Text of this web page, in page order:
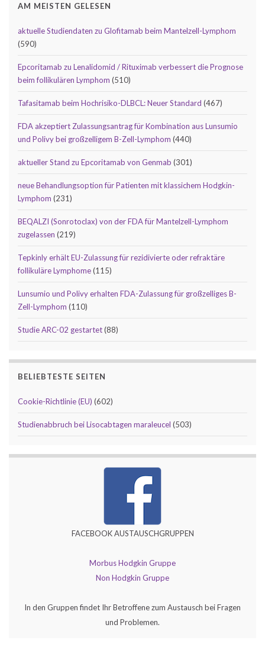
AM MEISTEN GELESEN
aktuelle Studiendaten zu Glofitamab beim Mantelzell-Lymphom
(590)
Epcoritamab zu Lenalidomid / Rituximab verbessert die Prognose
beim follikulären Lymphom (510)
Tafasitamab beim Hochrisiko-DLBCL: Neuer Standard (467)
FDA akzeptiert Zulassungsantrag für Kombination aus Lunsumio
und Polivy bei großzelligem B-Zell-Lymphom (440)
aktueller Stand zu Epcoritamab von Genmab (301)
neue Behandlungsoption für Patienten mit klassichem Hodgkin-
Lymphom (231)
BEQALZI (Sonrotoclax) von der FDA für Mantelzell-Lymphom
zugelassen (219)
Tepkinly erhält EU-Zulassung für rezidivierte oder refraktäre
follikuläre Lymphome(115)
Lunsumio und Polivy erhalten FDA-Zulassung für großzelliges B-
Zell-Lymphom (110)
Studie ARC-02 gestartet(88)
BELIEBTESTE SEITEN
Cookie-Richtlinie (EU) (602)
Studienabbruch bei Lisocabtagen maraleucel (503)
FACEBOOK AUSTAUSCHGRUPPEN
Morbus Hodgkin Gruppe
Non Hodgkin Gruppe
In den Gruppen findet Ihr Betroffene zum Austausch bei Fragen
und Problemen.